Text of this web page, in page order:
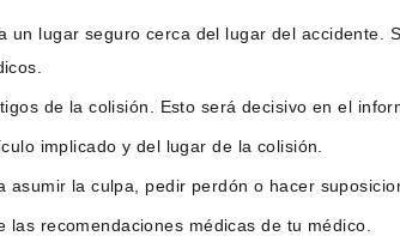
un lugar seguro cerca del lugar del
de la colisión. Esto será decisivo en el
implicado y del lugar de la colisión.
la culpa, pedir perdón o hacer
recomendaciones médicas de tu médico.